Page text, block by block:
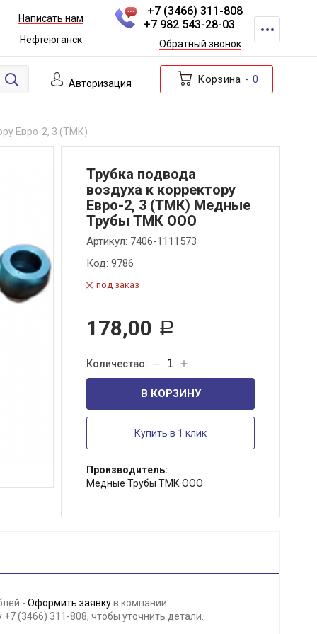
Написать нам
Нефтеюганск
+7 (3466) 311-808
+7 982 543-28-03
Обратный звонок
Авторизация Корзина 0
Евро-2, 3 (ТМК)
Трубка подвода
воздуха к корректору
Евро-2, 3 (ТМК) Медные
Трубы ТМК ООО
Артикул: 7406-1111573
Код: 9786
под заказ
178,00 Р
В КОРЗИНУ
Купить в 1 клик
Производитель:
Медные Трубы ТМК ООО
- Оформить заявкув компании
(3466) 311-808, чтобы уточнить детали.